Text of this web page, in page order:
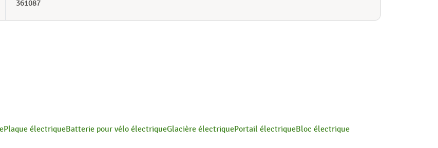
361087
Plaque électriqueBatterie pour vélo électriqueGlacière électriquePortail électriqueBloc électrique